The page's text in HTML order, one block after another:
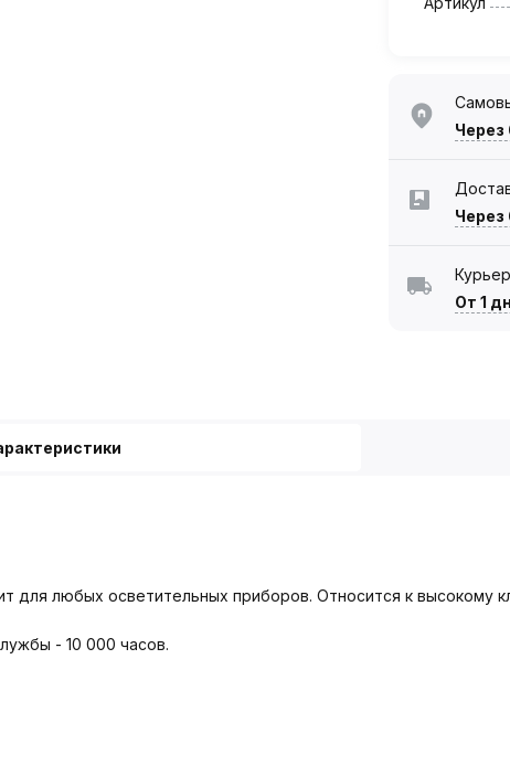
Через
Через
От 1
для любых осветительных приборов. Относится к высокому
- 10 000 часов.